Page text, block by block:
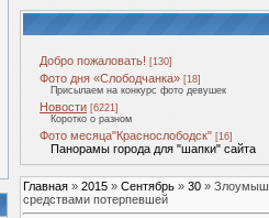
Добро пожаловать! [130]
Фото дня «Слободчанка» [18]
Присылаем на конкурс фото девушек
Новости [6221]
Коротко о разном
Фото месяца"Краснослободск" [16]
Панорамы города для "шапки" сайта
Главная » 2015 » Сентябрь » 30 »
средствами потерпевшей